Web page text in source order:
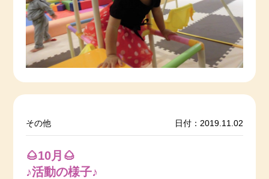
その他 日付：2019.11.02
🌰10月🌰
♪活動の様子♪